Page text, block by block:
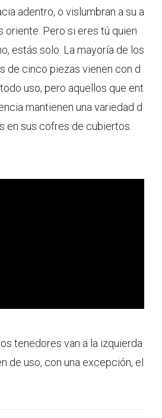
adentro, o vislumbran a su a
oriente. Pero si eres tú quien
estás solo. La mayoría de los
de cinco piezas vienen con d
uso, pero aquellos que ent
mantienen una variedad d
en sus cofres de cubiertos.
tenedores van a la izquierda
de uso, con una excepción, el